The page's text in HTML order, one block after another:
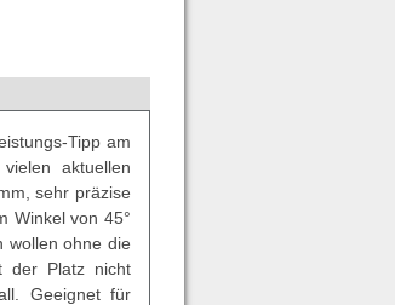
Tipp am
aktuellen
sehr präzise
Winkel von 45°
wollen ohne die
der Platz nicht
Geeignet für